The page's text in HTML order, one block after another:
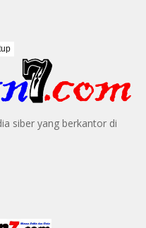
siber yang berkantor di